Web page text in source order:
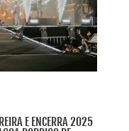
E ENCERRA 2025